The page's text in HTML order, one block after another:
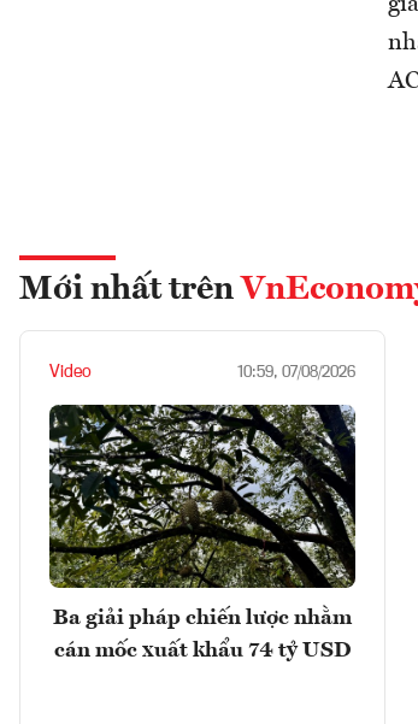
Mới nhất trên
Video 10:59, 07/08/2026
Ba giải pháp chiến lược nhằm
cán mốc xuất khẩu 74 tỷ USD